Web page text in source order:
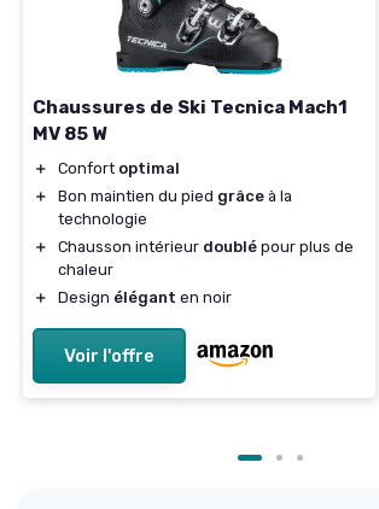
Chaussures de Ski Tecnica Mach1
MV 85 W
＋ Confort optimal
＋
Bon maintien du pied grâce à la
technologie
＋
Chausson intérieur doublé pour plus de
chaleur
＋
Design élégant en noir
Voir l'offre